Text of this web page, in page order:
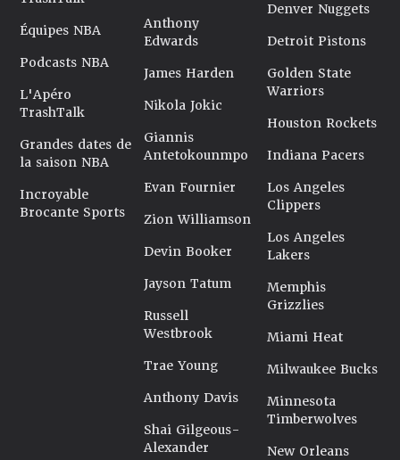
Équipes NBA
Podcasts NBA
L'Apéro
TrashTalk
Grandes dates de
la saison NBA
Incroyable
Brocante Sports
Anthony
Edwards
James Harden
Nikola Jokic
Giannis
Antetokounmpo
Evan Fournier
Zion Williamson
Devin Booker
Jayson Tatum
Russell
Westbrook
Trae Young
Anthony Davis
Shai Gilgeous-
Alexander
Denver Nuggets
Detroit Pistons
Golden State
Warriors
Houston Rockets
Indiana Pacers
Los Angeles
Clippers
Los Angeles
Lakers
Memphis
Grizzlies
Miami Heat
Milwaukee Bucks
Minnesota
Timberwolves
New Orleans